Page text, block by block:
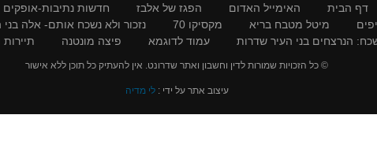
דף הבית האימייל האדום הפגז של אלבז חדשות נתיבות-אופקים
מיטל מטבח בריא מקסיקו 70
נזכור ולא נשכח אותם- אלה
הנרצחים בני העיר שדרות
עמוד לדוגמא פיצה מונטנה תיירות
© כל הזכויות שמורות לדין וחשבון ואתר שדרונט. אין להעתיק כל תוכן ללא אישור
עיצוב אתר על ידי :לי מדיה